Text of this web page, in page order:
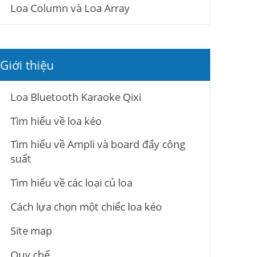
Loa Column và Loa Array
Giới thiệu
Loa Bluetooth Karaoke Qixi
Tìm hiểu về loa kéo
Tìm hiểu về Ampli và board đẩy công
suất
Tìm hiểu về các loại củ loa
Cách lựa chọn một chiếc loa kéo
Site map